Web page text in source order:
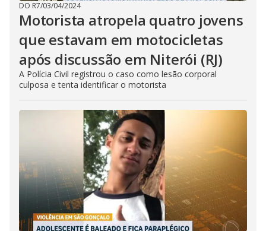
DO R7/03/04/2024
Motorista atropela quatro jovens
que estavam em motocicletas
após discussão em Niterói (RJ)
A Polícia Civil registrou o caso como lesão corporal
culposa e tenta identificar o motorista